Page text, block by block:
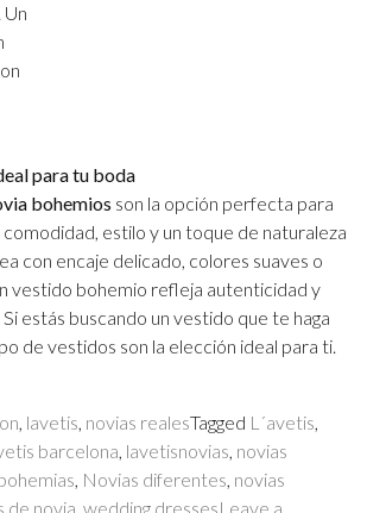
Un
para tu boda
bohemios son la opción perfecta para
comodidad, estilo y un toque de naturaleza
con encaje delicado, colores suaves o
vestido bohemio refleja autenticidad y
estás buscando un vestido que te haga
de vestidos son la elección ideal para ti.
, lavetis, novias realesTagged L´avetis,
barcelona, lavetisnovias, novias
, Novias diferentes, novias
de novia wedding dressesLeave a